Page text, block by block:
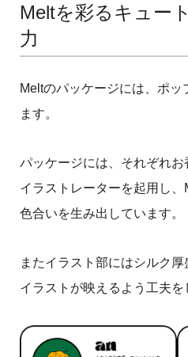
Meltを彩るキュー
力
Meltのパッケージには、ポ
ます。
パッケージには、それぞれ
イラストレーターを起用し
色合いを生み出しています。
またイラスト部にはシルク
イラストが映えるよう工夫を